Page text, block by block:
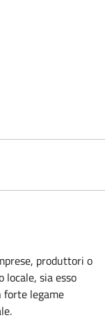
produttori o
locale, sia esso
forte legame